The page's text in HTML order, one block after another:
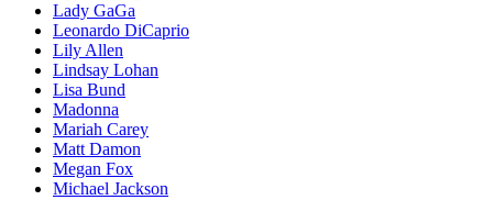
Lady GaGa
Leonardo DiCaprio
Lily Allen
Lindsay Lohan
Lisa Bund
Madonna
Mariah Carey
Matt Damon
Megan Fox
Michael Jackson